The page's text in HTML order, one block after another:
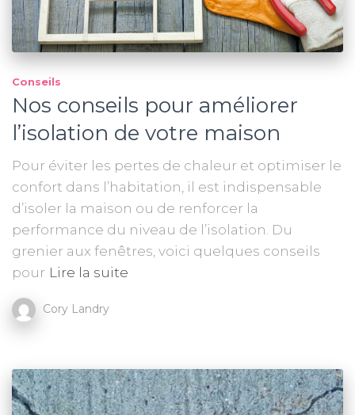
Conseils
Nos conseils pour améliorer
l’isolation de votre maison
Pour éviter les pertes de chaleur et optimiser le
confort dans l’habitation, il est indispensable
d’isoler la maison ou de renforcer la
performance du niveau de l’isolation. Du
grenier aux fenêtres, voici quelques conseils
pour Lire la suite
Cory Landry